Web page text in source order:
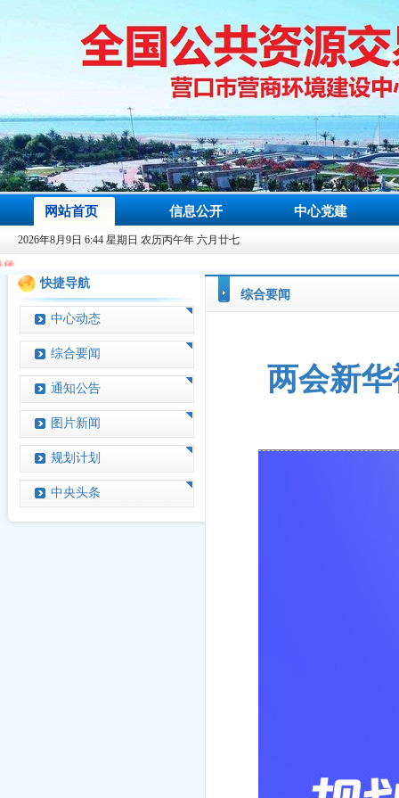
网站首页 信息公开 中心党建
2026年8月9日 6:44 星期日 农历丙午年 六月廿七
快捷导航
中心动态
综合要闻
通知公告
图片新闻
规划计划
中央头条
综合要闻
两会新